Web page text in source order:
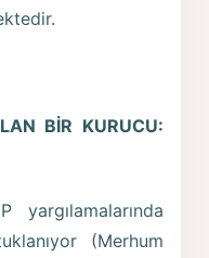
BİR KURUCU:
(Merhum